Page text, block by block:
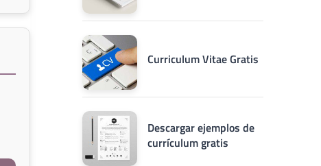
Curriculum Vitae Gratis
Descargar ejemplos de
currículum gratis